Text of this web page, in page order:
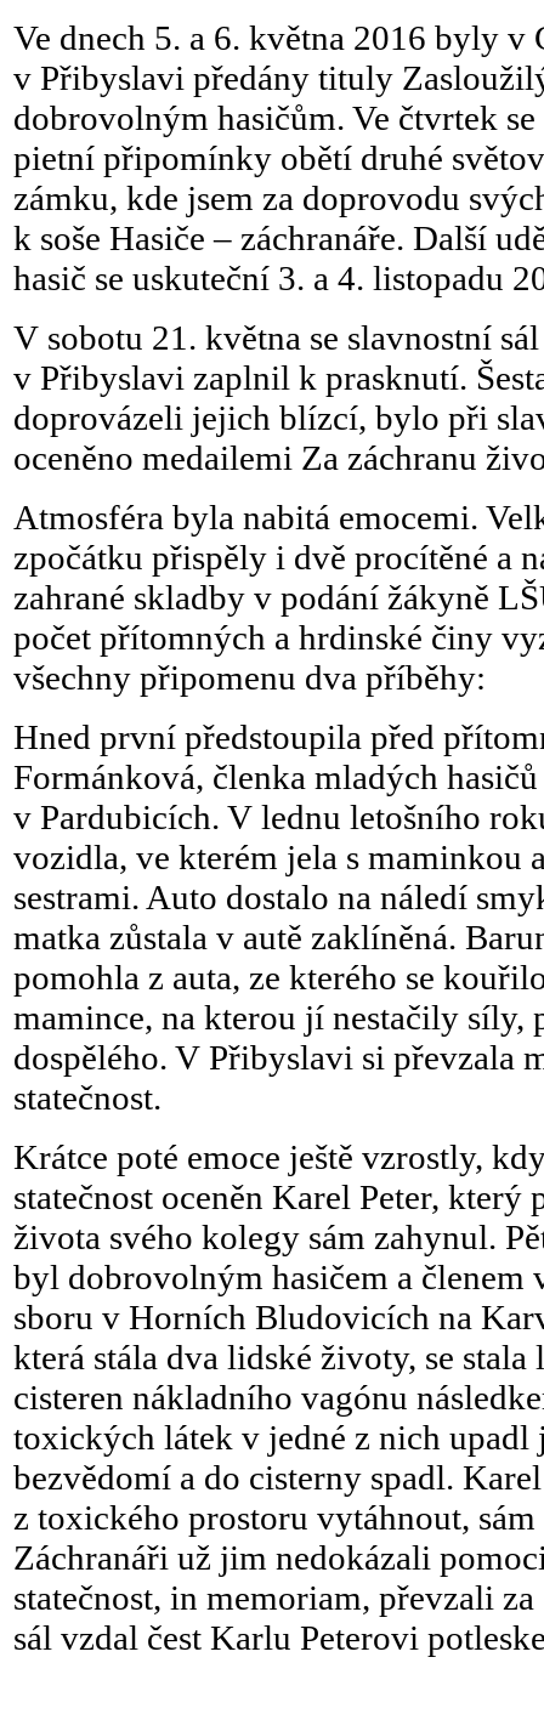
Ve dnech 5. a 6. května 2016 byly v
v Přibyslavi předány tituly
dobrovolným hasičům. Ve čtvrtek
pietní připomínky obětí druhé
zámku, kde jsem za doprovodu
k soše Hasiče – záchranáře. Další
hasič se uskuteční 3. a 4. listopadu
V sobotu 21. května se slavnostní
v Přibyslavi zaplnil k prasknutí.
doprovázeli jejich blízcí, bylo při
oceněno medailemi Za záchranu
Atmosféra byla nabitá emocemi.
zpočátku přispěly i dvě procítěné a
zahrané skladby v podání žákyně
počet přítomných a hrdinské činy
všechny připomenu dva příběhy:
Hned první předstoupila před
Formánková, členka mladých
v Pardubicích. V lednu letošního
vozidla, ve kterém jela s maminkou
sestrami. Auto dostalo na náledí
matka zůstala v autě zaklíněná.
pomohla z auta, ze kterého se
mamince, na kterou jí nestačily síly,
dospělého. V Přibyslavi si převzala
statečnost.
Krátce poté emoce ještě vzrostly,
statečnost oceněn Karel Peter, který
života svého kolegy sám zahynul.
byl dobrovolným hasičem a členem
sboru v Horních Bludovicích na
která stála dva lidské životy, se
cisteren nákladního vagónu
toxických látek v jedné z nich upadl
bezvědomí a do cisterny spadl.
z toxického prostoru vytáhnout,
Záchranáři už jim nedokázali
statečnost, in memoriam, převzali
sál vzdal čest Karlu Peterovi